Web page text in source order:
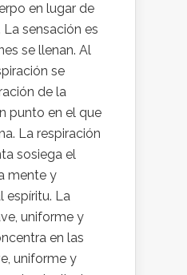
en lugar de
sensación es
se llenan. Al
se
de la
punto en el que
La respiración
sosiega el
mente y
espíritu. La
uniforme y
en las
uniforme y